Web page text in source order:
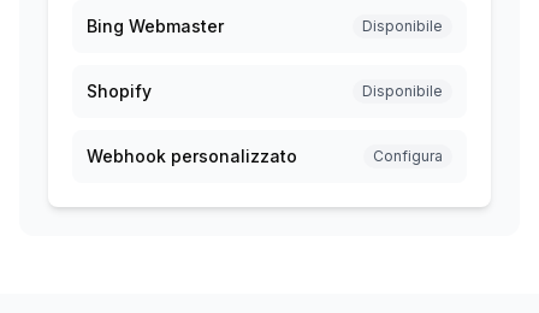
Bing Webmaster Disponibile
Shopify Disponibile
Webhook personalizzato Configura